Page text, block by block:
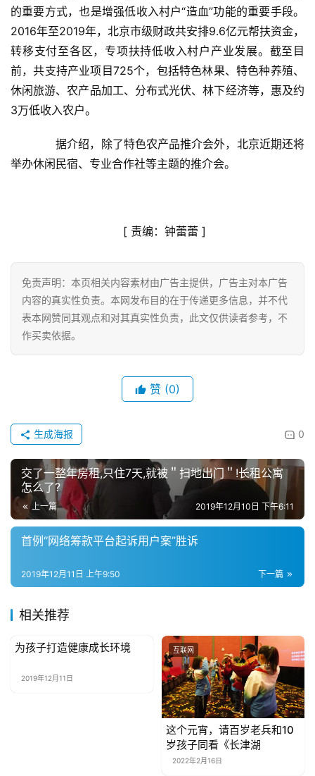
财
经
商
业
A
技
融
互
联
网
艺
房
产
家
具
母
亲
女
性
时
的重要方式，也是增强低收入村户“造血”功能的重要手段。
2016年至2019年，北京市级财政共安排9.6亿元帮扶资金，
转移支付至各区，专项扶持低收入村户产业发展。截至目
前，共支持产业项目725个，包括特色林果、特色种养殖、
休闲旅游、农产品加工、分布式光伏、林下经济等，惠及约
3万低收入农户。
据介绍，除了特色农产品推介会外，北京近期还将
举办休闲民宿、专业合作社等主题的推介会。
[ 责编：钟蕾蕾 ]
免责声明：本页相关内容素材由广告主提供，广告主对本广告
内容的真实性负责。本网发布目的在于传递更多信息，并不代
表本网赞同其观点和对其真实性负责，此文仅供读者参考，不
作买卖依据。
赞 (0)
0
生成海报
交了一整年房租,只住7天,就被＂扫地出门＂!长租公寓
怎么了?
上一篇 2019年12月10日 下午6:11
首例“网络筹款平台起诉用户案”胜诉
下一篇
2019年12月11日 上午9:50
相关推荐
公益资讯
为孩子打造健康成长环境
2019年12月11日
互联网
这个元宵，请百岁老兵和10
岁孩子同看《长津湖
2022年2月16日